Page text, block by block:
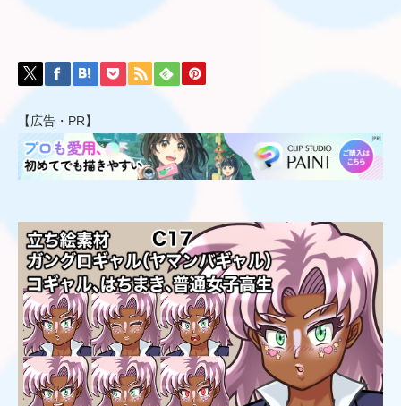
【広告・PR】